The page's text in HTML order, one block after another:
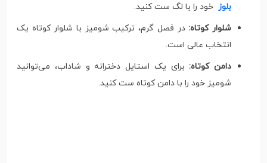
بلوز خود را با لگ ست کنید.
شلوار کوتاه:در فصل گرم، ترکیب شومیز با شلوار کوتاه یک
انتخاب عالی است.
دامن کوتاه: برای یک استایل دخترانه و شاداب، می‌توانید
شومیز خود را با دامن کوتاه ست کنید.